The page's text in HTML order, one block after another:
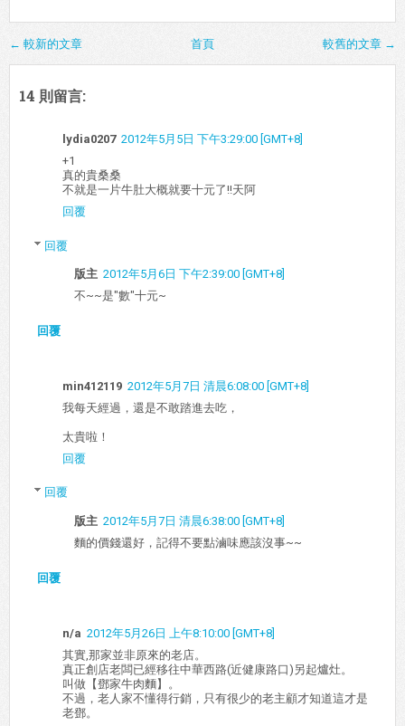
← 較新的文章 較舊的文章 →
首頁
14 則留言:
lydia0207 2012年5月5日 下午3:29:00 [GMT+8]
+1
真的貴桑桑
不就是一片牛肚大概就要十元了!!天阿
回覆
回覆
版主 2012年5月6日 下午2:39:00 [GMT+8]
不~~是"數"十元~
回覆
min412119 2012年5月7日 清晨6:08:00 [GMT+8]
我每天經過，還是不敢踏進去吃，
太貴啦！
回覆
回覆
版主 2012年5月7日 清晨6:38:00 [GMT+8]
麵的價錢還好，記得不要點滷味應該沒事~~
回覆
n/a 2012年5月26日 上午8:10:00 [GMT+8]
其實,那家並非原來的老店。
真正創店老闆已經移往中華西路(近健康路口)另起爐灶。
叫做【鄧家牛肉麵】。
不過，老人家不懂得行銷，只有很少的老主顧才知道這才是
老鄧。